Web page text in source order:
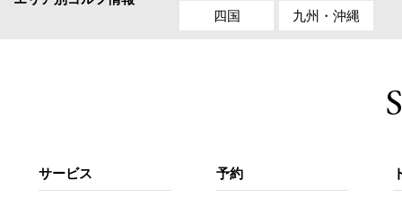
四国 九州・沖縄
サービス 予約